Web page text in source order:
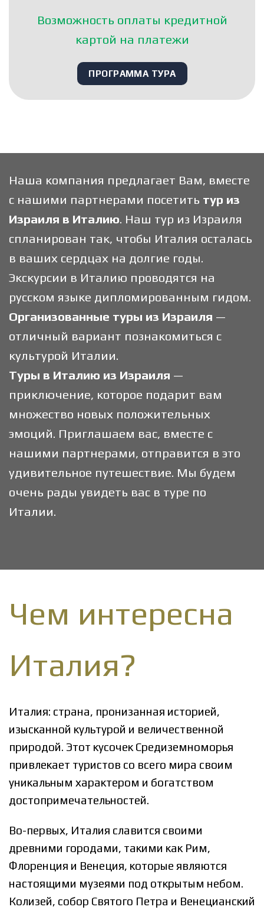
Возможность оплаты кредитной
картой на платежи
ПРОГРАММА ТУРА
Наша компания предлагает Вам, вместе
с нашими партнерами посетить тур из
Израиля в Италию. Наш тур из Израиля
спланирован так, чтобы Италия осталась
в ваших сердцах на долгие годы.
Экскурсии в Италию проводятся на
русском языке дипломированным гидом.
Организованные туры из Израиля —
отличный вариант познакомиться с
культурой Италии.
Туры в Италию из Израиля —
приключение, которое подарит вам
множество новых положительных
эмоций. Приглашаем вас, вместе с
нашими партнерами, отправится в это
удивительное путешествие. Мы будем
очень рады увидеть вас в туре по
Италии.
Чем интересна
Италия?
Италия: страна, пронизанная историей,
изысканной культурой и величественной
природой. Этот кусочек Средиземноморья
привлекает туристов со всего мира своим
уникальным характером и богатством
достопримечательностей.
Во-первых, Италия славится своими
древними городами, такими как Рим,
Флоренция и Венеция, которые являются
настоящими музеями под открытым небом.
Колизей, собор Святого Петра и Венецианский